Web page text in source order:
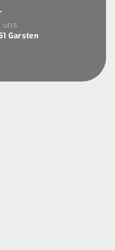
uns
Garsten